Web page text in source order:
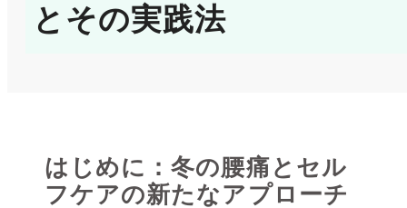
とその実践法
はじめに：冬の腰痛とセル
フケアの新たなアプローチ